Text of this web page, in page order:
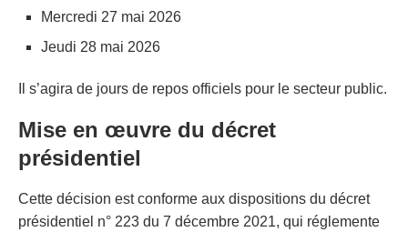
Mercredi 27 mai 2026
Jeudi 28 mai 2026
Il s’agira de jours de repos officiels pour le secteur public.
Mise en œuvre du décret
présidentiel
Cette décision est conforme aux dispositions du décret
présidentiel n° 223 du 7 décembre 2021, qui réglemente